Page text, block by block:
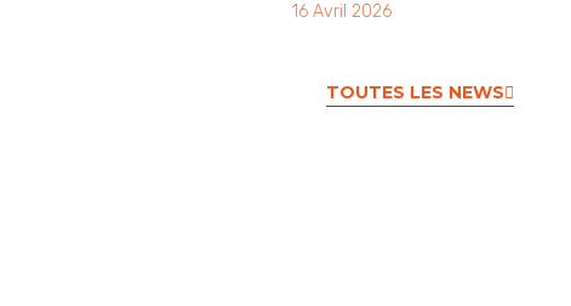
16 Avril 2026
TOUTES LES NEWS